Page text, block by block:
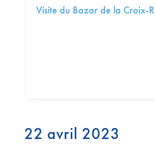
Visite du Bazar de la Croix-
22 avril 2023